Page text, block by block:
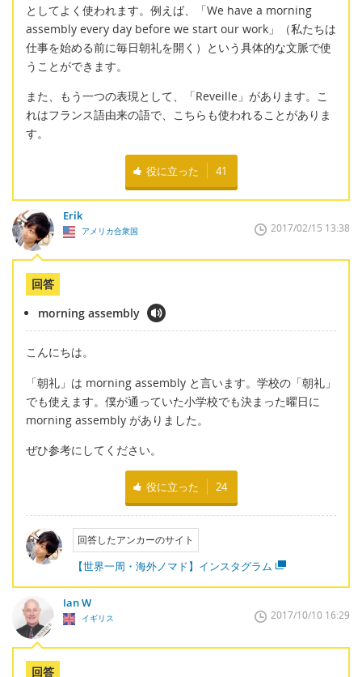
としてよく使われます。例えば、「We have a morning
assembly every day before we start our work」（私たちは
仕事を始める前に毎日朝礼を開く）という具体的な文脈で使
うことができます。
また、もう一つの表現として、「Reveille」があります。こ
れはフランス語由来の語で、こちらも使われることがありま
す。
役に立った 41
Erik
アメリカ合衆国 2017/02/15 13:38
回答
morning assembly
こんにちは。
「朝礼」は morning assembly と言います。学校の「朝礼」
でも使えます。僕が通っていた小学校でも決まった曜日に
morning assembly がありました。
ぜひ参考にしてください。
役に立った 24
回答したアンカーのサイト
【世界一周・海外ノマド】インスタグラム
Ian W
イギリス 2017/10/10 16:29
回答